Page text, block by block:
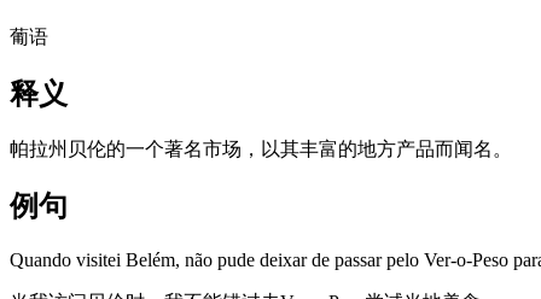
葡语
释义
帕拉州贝伦的一个著名市场，以其丰富的地方产品而闻名。
例句
Quando visitei Belém, não pude deixar de passar pelo Ver-o-Peso